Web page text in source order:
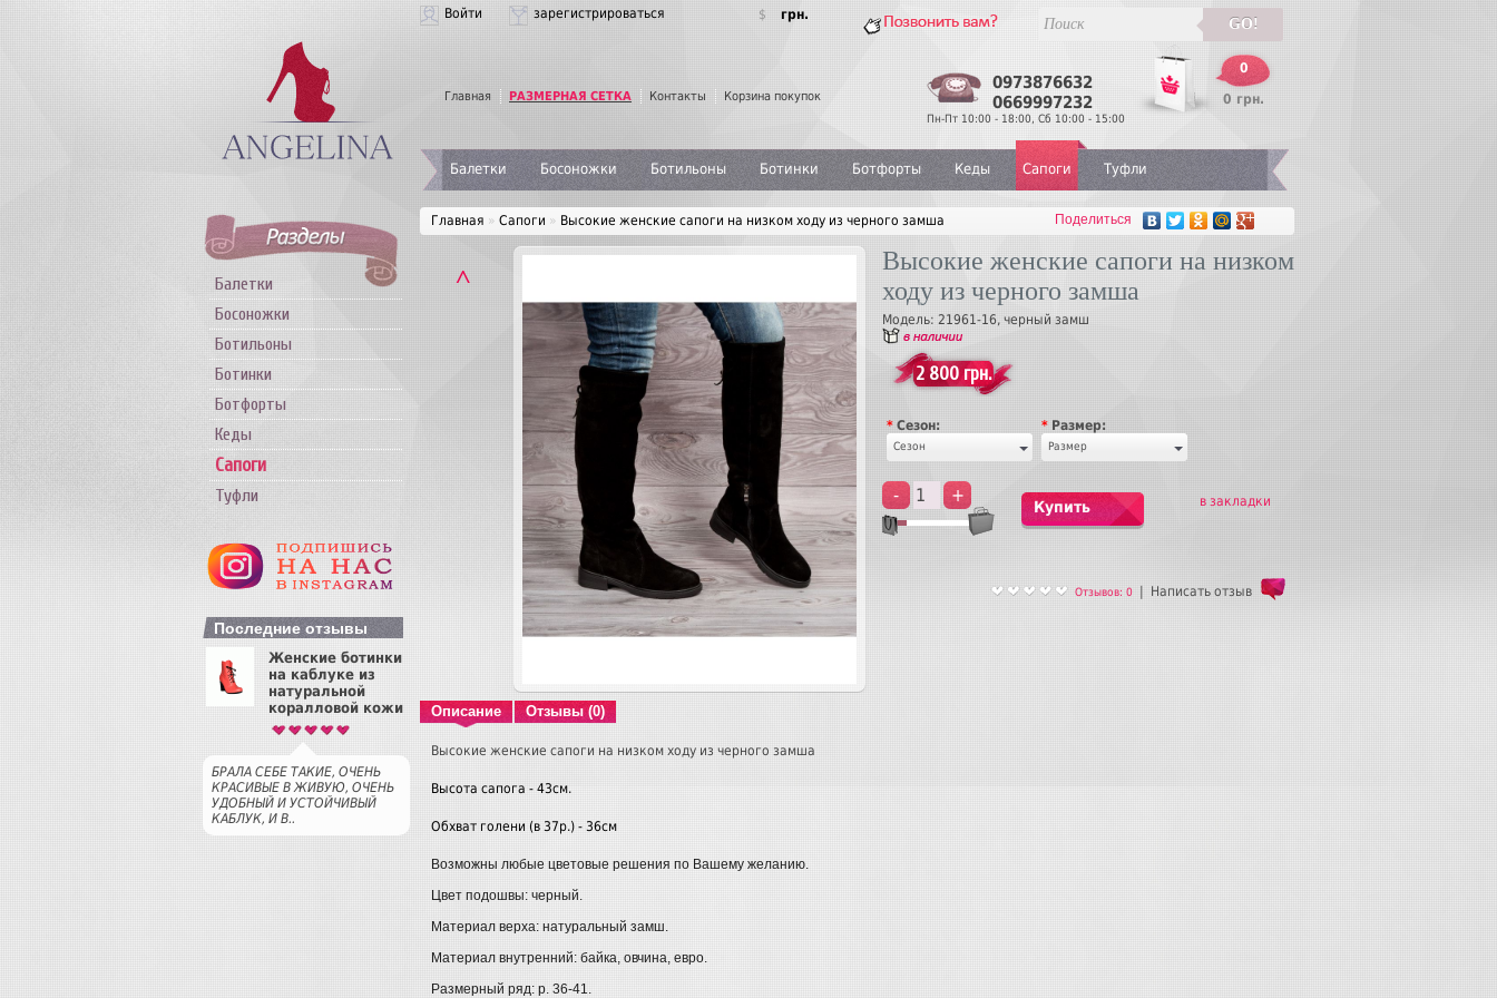
$ грн.
Перезвонить
0
0 грн.
GO!
Войти зарегистрироваться
0973876632
0669997232
Пн-Пт 10:00 - 18:00, Сб 10:00 - 15:00
Главная РАЗМЕРНАЯ СЕТКА Контакты Корзина покупок
Балетки Босоножки Ботильоны Ботинки Ботфорты Кеды Сапоги Туфли
Балетки
Босоножки
Ботильоны
Ботинки
Ботфорты
Кеды
Сапоги
Туфли
Последние отзывы
Женские ботинки
на каблуке из
натуральной
коралловой кожи
БРАЛА СЕБЕ ТАКИЕ, ОЧЕНЬ
КРАСИВЫЕ В ЖИВУЮ, ОЧЕНЬ
УДОБНЫЙ И УСТОЙЧИВЫЙ
КАБЛУК, И В..
Главная » Сапоги » Высокие женские сапоги на низком ходу из черного замша
˄
Поделиться
Высокие женские сапоги на низком
ходу из черного замша
Модель: 21961-16, черный замш
2 800 грн.
* Сезон:
Сезон
* Размер:
Размер
в закладки
- +
Купить
Отзывов: 0 Написать отзыв
Описание Отзывы (0)
Высокие женские сапоги на низком ходу из черного замша
Высота сапога - 43см.
Обхват голени (в 37р.) - 36см
Возможны любые цветовые решения по Вашему желанию.
Цвет подошвы: черный.
Материал верха: натуральный замш.
Материал внутренний: байка, овчина, евро.
Размерный ряд: р. 36-41.